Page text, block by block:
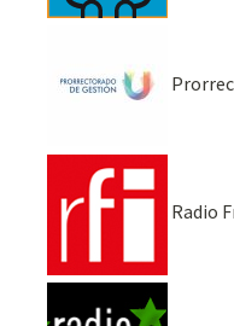
Radio